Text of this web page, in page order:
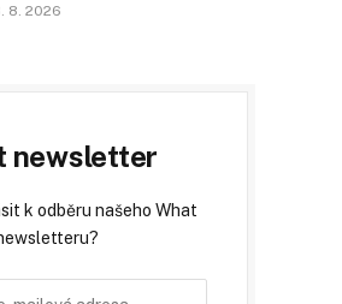
8. 2026
newsletter
k odběru našeho What